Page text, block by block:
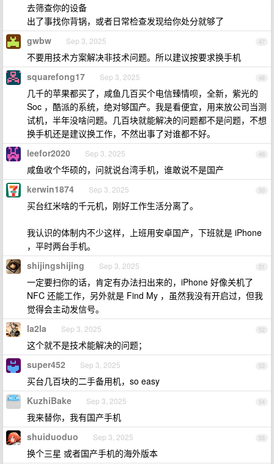
去筛查你的设备
出了事找你背锅，或者日常检查发现给你处分就够了
47
gwbw Sep 3, 2025
不要用技术方案解决非技术问题。所以建议按要求换手机
48
squarefong17 Sep 3, 2025
几千的苹果都买了，咸鱼几百买个电信臻情呗，全新，紫光的
Soc ，酷派的系统，绝对够国产。我是看便宜，用来放公司当测
试机，半年没啥问题。几百块就能解决的问题都不是问题，不想
换手机还是建议换工作，不然出事了对谁都不好。
49
leefor2020 Sep 3, 2025
咸鱼收个华硕的，问就说台湾手机，谁敢说不是国产
50
kerwin1874 Sep 3, 2025
买台红米啥的千元机，刚好工作生活分离了。
我认识的体制内不少这样，上班用安卓国产，下班就是 iPhone
，平时两台手机。
51
shijingshijing Sep 3, 2025
一定要扫你的话，肯定有办法扫出来的，iPhone 好像关机了
NFC 还能工作，另外就是 Find My ，虽然我没有开启过，但我
觉得会主动发信号。
52
la2la Sep 3, 2025
这个就不是技术能解决的问题；
53
super452 Sep 3, 2025
买台几百块的二手备用机，so easy
54
KuzhiBake Sep 3, 2025
我来替你，我有国产手机
55
shuiduoduo Sep 3, 2025
换个三星 或者国产手机的海外版本